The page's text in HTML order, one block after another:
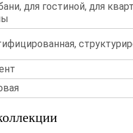
для гостиной, для